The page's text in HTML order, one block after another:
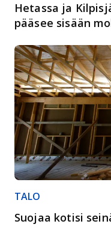
Hetassa ja
pääsee sisään
TALO
Suojaa kotisi